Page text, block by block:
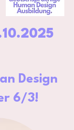
Design
6/3!